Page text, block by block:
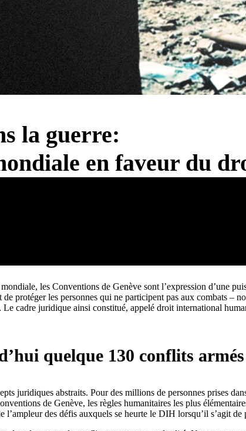
la guerre:
en faveur du
les Conventions de Genève sont l’expression d’une
protéger les personnes qui ne participent pas aux combats –
cadre juridique ainsi constitué, appelé droit international
quelque 130 conflits
juridiques abstraits. Pour des millions de personnes prises
de Genève, les règles humanitaires les plus
l’ampleur des défis auxquels se heurte le DIH lorsqu’il s’agit